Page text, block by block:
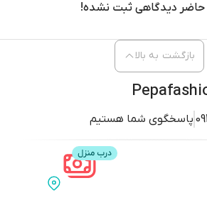
حاضر دیدگاهی ثبت نشده!
پاسخگوی شما هستیم
بازگشت به بالا